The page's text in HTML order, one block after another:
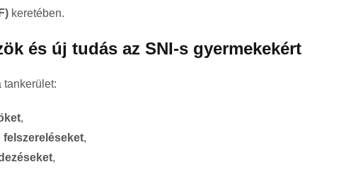
keretében.
és új tudás az SNI-s gyermekekért
tankerület:
,
,
,